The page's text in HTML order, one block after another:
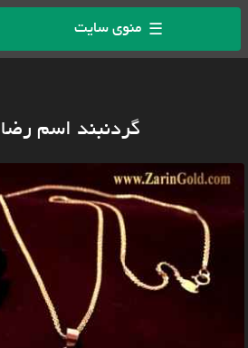
☰ منوی سایت
گردنبند اسم